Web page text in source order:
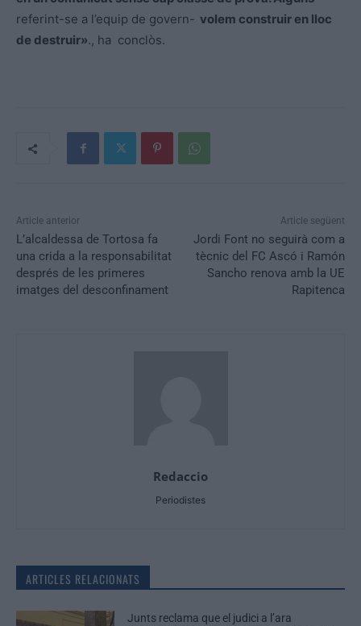
referint-se a l’equip de govern- volem construir en lloc
de destruir»., ha conclòs.
Article anterior
L’alcaldessa de Tortosa fa
una crida a la responsabilitat
després de les primeres
imatges del desconfinament
Article següent
Jordi Font no seguirà com a
tècnic del FC Ascó i Ramón
Sancho renova amb la UE
Rapitenca
Redaccio
Periodistes
ARTICLES RELACIONATS
Junts reclama que el judici a l’ara